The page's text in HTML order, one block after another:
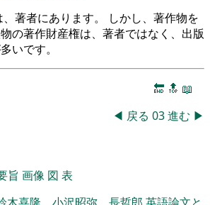
著者にあります。 しかし、著作物を
の著作財産権は、著者ではなく、出版
いです。
🔚 🔝 📖
◀ 戻る 03進む ▶
旨 画像 図 表